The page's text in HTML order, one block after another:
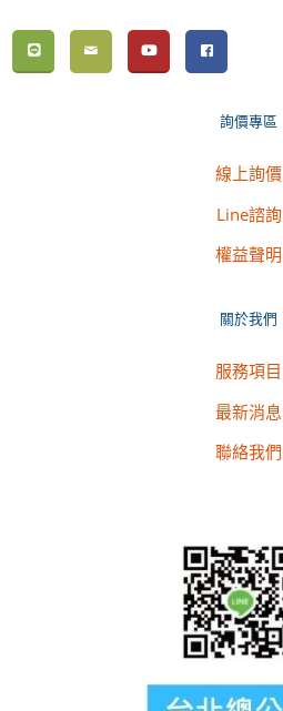
詢價專區
線上詢價
Line諮詢
權益聲明
關於我們
服務項目
最新消息
聯絡我們